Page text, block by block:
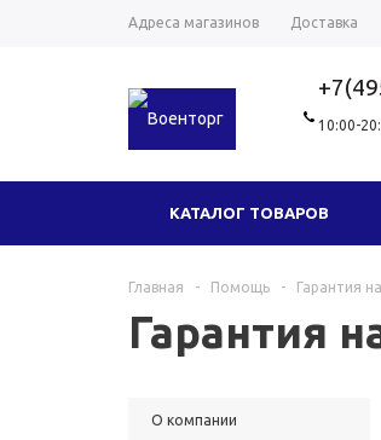
Адреса магазинов Доставка
10:00-
КАТАЛОГ ТОВАРОВ
ФУРНИТУРА
Главная - Помощь - Гарантия
Гарантия
О компании